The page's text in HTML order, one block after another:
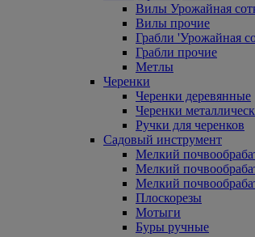
Вилы Урожайная
Вилы прочие
Грабли 'Урожайная
Грабли прочие
Метлы
Черенки
Черенки деревянные
Черенки
Ручки для черенков
Садовый инструмент
Мелкий
Мелкий
Мелкий
Плоскорезы
Мотыги
Буры ручные